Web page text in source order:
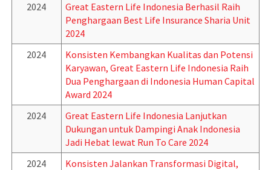
2024
Great Eastern Life Indonesia Berhasil Raih
Penghargaan Best Life Insurance Sharia Unit
2024
2024
Konsisten Kembangkan Kualitas dan Potensi
Karyawan, Great Eastern Life Indonesia Raih
Dua Penghargaan di Indonesia Human Capital
Award 2024
2024
Great Eastern Life Indonesia Lanjutkan
Dukungan untuk Dampingi Anak Indonesia
Jadi Hebat lewat Run To Care 2024
2024
Konsisten Jalankan Transformasi Digital,